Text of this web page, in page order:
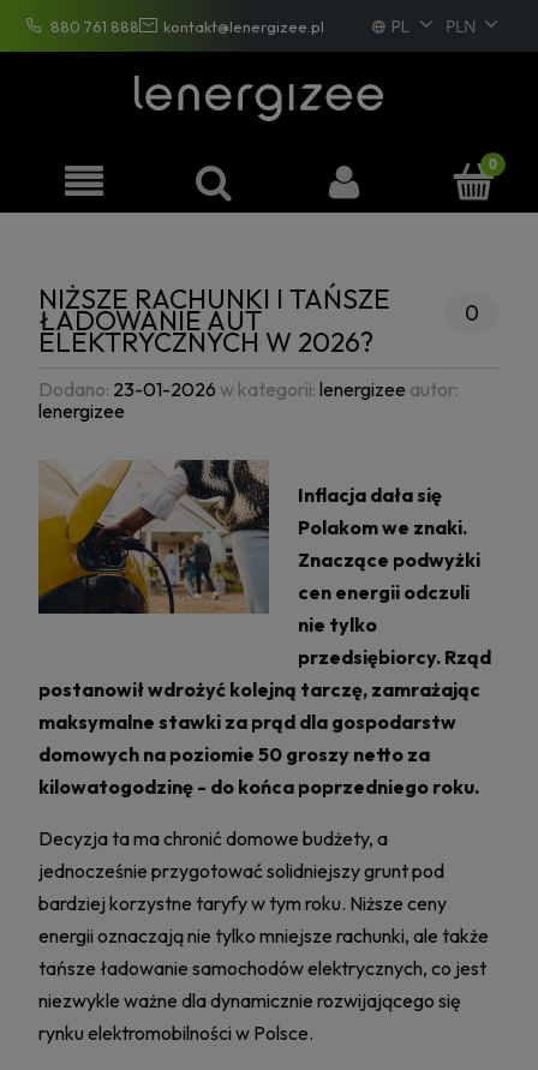
880 761 888 kontakt@lenergizee.pl PL
NIŻSZE RACHUNKI I TAŃSZE
ŁADOWANIE AUT
ELEKTRYCZNYCH W 2026?
0
Dodano: 23-01-2026 w kategorii: lenergizee autor:
lenergizee
Inflacja dała się
Polakom we znaki.
Znaczące podwyżki
cen energii odczuli
nie tylko
przedsiębiorcy. Rząd
postanowił wdrożyć kolejną tarczę, zamrażając
maksymalne stawki za prąd dla gospodarstw
domowych na poziomie 50 groszy netto za
kilowatogodzinę - do końca poprzedniego roku.
Decyzja ta ma chronić domowe budżety, a
jednocześnie przygotować solidniejszy grunt pod
bardziej korzystne taryfy w tym roku. Niższe ceny
energii oznaczają nie tylko mniejsze rachunki, ale także
tańsze ładowanie samochodów elektrycznych, co jest
niezwykle ważne dla dynamicznie rozwijającego się
rynku elektromobilności w Polsce.